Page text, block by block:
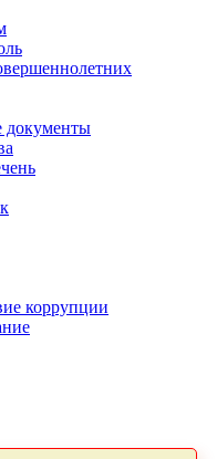
документы
коррупции